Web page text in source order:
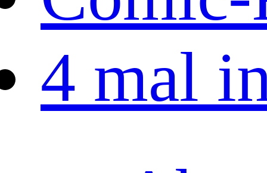
4 mal